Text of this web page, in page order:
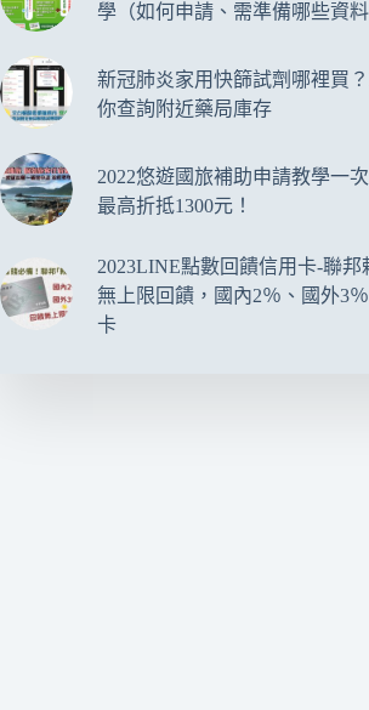
學（如何申請、需準備哪些資料
新冠肺炎家用快篩試劑哪裡買
你查詢附近藥局庫存
2022悠遊國旅補助申請教學一
最高折抵1300元！
2023LINE點數回饋信用卡-聯邦
無上限回饋，國內2％、國外3
卡